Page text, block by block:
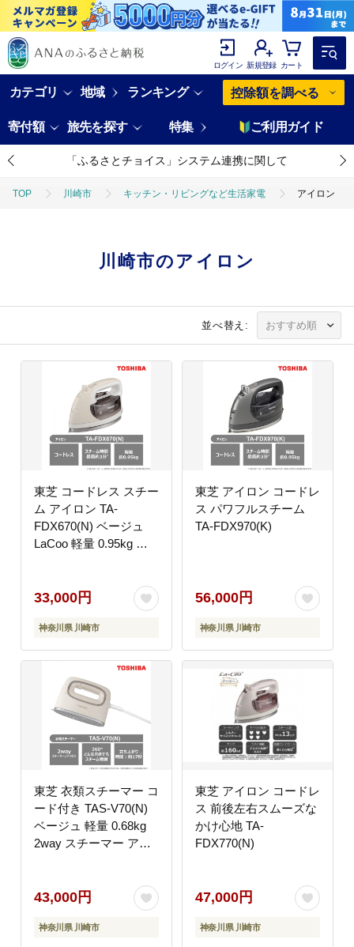
ログイン 新規登録 カート
カテゴリ 地域 ランキング 控除額を調べる
寄付額 旅先を探す 特集 ご利用ガイド
「ふるさとチョイス」システム連携に関して
TOP 川崎市 キッチン・リビングなど生活家電 アイロン
川崎市のアイロン
並べ替え:
東芝 コードレス スチー
ム アイロン TA-
FDX670(N) ベージュ
LaCoo 軽量 0.95kg ス
上がり約80秒 家電 コ
ンパクト スムーズ らく
らく おすすめ 人気
TOSHIBA 神奈川県 川
崎市
33,000円
神奈川県 川崎市
東芝 アイロン コードレ
ス パワフルスチーム
TA-FDX970(K)
56,000円
神奈川県 川崎市
東芝 衣類スチーマー コ
ード付き TAS-V70(N)
ベージュ 軽量 0.68kg
2way スチーマー アイ
上がり 約17秒 シワの
ばし ニオイ シワ 清潔
ケア 脱臭 除菌 家電 お
43,000円
神奈川県 川崎市
東芝 アイロン コードレ
ス 前後左右スムーズな
かけ心地 TA-
FDX770(N)
47,000円
神奈川県 川崎市